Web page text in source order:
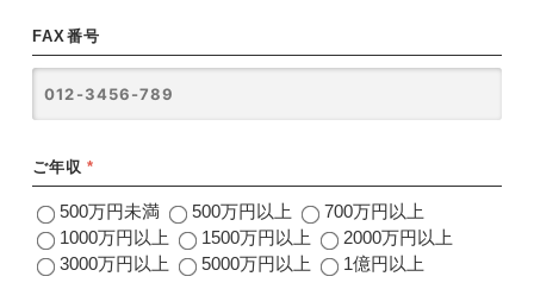
FAX番号
ご年収 *
500万円未満 500万円以上
700万円以上
1000万円以上
1500万円以上
2000万円以上
3000万円以上
5000万円以上 1億円以上